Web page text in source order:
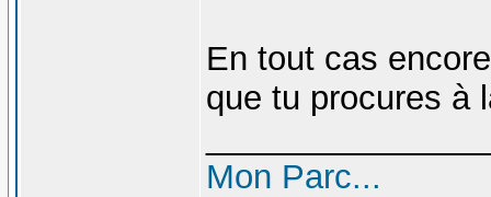
En tout cas
que tu procures à
Mon Parc...